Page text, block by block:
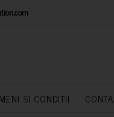
SI CONDITII